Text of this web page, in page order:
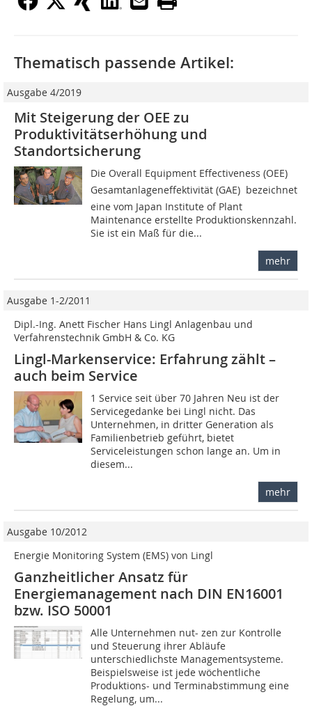
Thematisch passende Artikel:
Ausgabe 4/2019
Mit Steigerung der OEE zu
Produktivitätserhöhung und
Standortsicherung
Die Overall Equipment Effectiveness (OEE) 
Gesamtanlageneffektivität (GAE)  bezeichnet
eine vom Japan Institute of Plant
Maintenance erstellte Produktionskennzahl.
Sie ist ein Maß für die...
mehr
Ausgabe 1-2/2011
Dipl.-Ing. Anett Fischer Hans Lingl Anlagenbau und
Verfahrenstechnik GmbH & Co. KG
Lingl-Markenservice: Erfahrung zählt –
auch beim Service
1 Service seit über 70 Jahren Neu ist der
Servicegedanke bei Lingl nicht. Das
Unternehmen, in dritter Generation als
Familienbetrieb geführt, bietet
Serviceleistungen schon lange an. Um in
diesem...
mehr
Ausgabe 10/2012
Energie Monitoring System (EMS) von Lingl
Ganzheitlicher Ansatz für
Energiemanagement nach DIN EN16001
bzw. ISO 50001
Alle Unternehmen nut- zen zur Kontrolle
und Steuerung ihrer Abläufe
unterschiedlichste Managementsysteme.
Beispielsweise ist jede wöchentliche
Produktions- und Terminabstimmung eine
Regelung, um...